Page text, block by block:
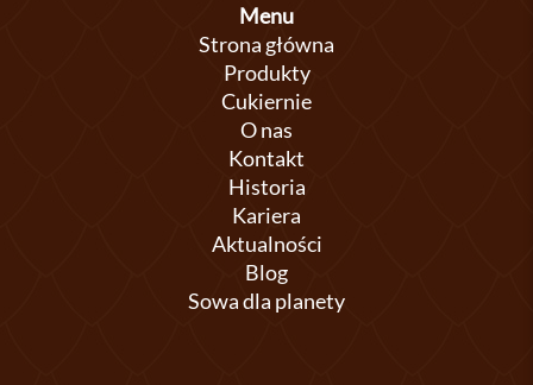
Menu
Strona główna
Produkty
Cukiernie
O nas
Kontakt
Historia
Kariera
Aktualności
Blog
Sowa dla planety